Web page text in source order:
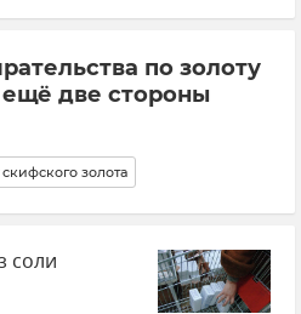
по золоту
две стороны
золота
соли